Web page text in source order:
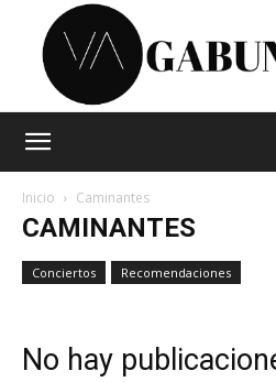
Inicio Caminantes
CAMINANTES
Conciertos Recomendaciones
No hay